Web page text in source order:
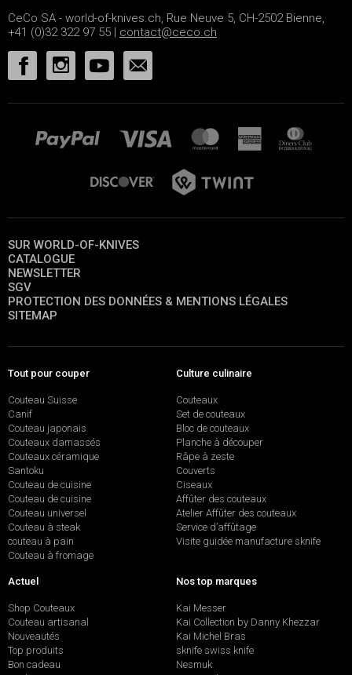
CeCo SA - world-of-knives.ch, Rue Neuve 5, CH-2502 Bienne,
+41 (0)32 322 97 55 | contact@ceco.ch
SUR WORLD-OF-KNIVES
CATALOGUE
NEWSLETTER
SGV
PROTECTION DES DONNÉES & MENTIONS LÉGALES
SITEMAP
Tout pour couper
Couteau Suisse
Canif
Couteau japonais
Couteaux damassés
Couteaux céramique
Santoku
Couteau de cuisine
Couteau de cuisine
Couteau universel
Couteau à steak
couteau à pain
Couteau à fromage
Culture culinaire
Couteaux
Set de couteaux
Bloc de couteaux
Planche à découper
Râpe à zeste
Couverts
Ciseaux
Affûter des couteaux
Atelier Affûter des couteaux
Service d’affûtage
Visite guidée manufacture sknife
Actuel
Shop Couteaux
Couteau artisanal
Nouveautés
Top produits
Bon cadeau
Nos top marques
Kai Messer
Kai Collection by Danny Khezzar
Kai Michel Bras
sknife swiss knife
Nesmuk